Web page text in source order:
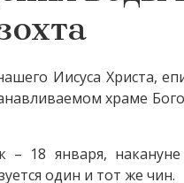
Иисуса Христа,
храме
18 января,
один и тот же чин.